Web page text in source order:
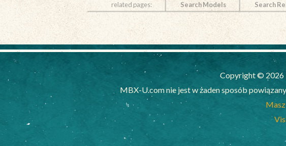
related pages: Search Models Search
Copyright © 2026
MBX-U.com nie jest w żaden sposób